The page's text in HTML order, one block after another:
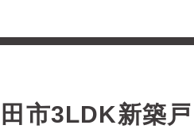
市3LDK新築戸